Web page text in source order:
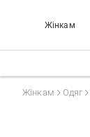
Жінкам
Жінкам Одяг